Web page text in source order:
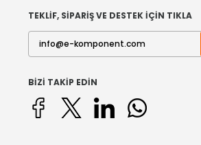
TEKLİF, SİPARİŞ VE DESTEK İÇİN TIKLA
BIZI TAKIP EDIN